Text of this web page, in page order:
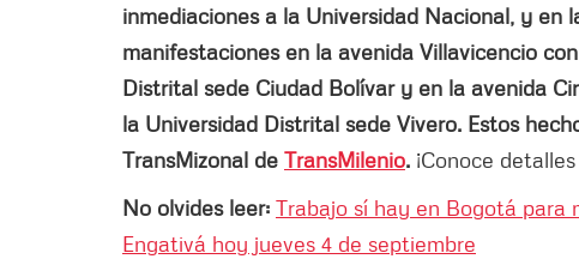
inmediaciones a la Universidad Nacional, y en
manifestaciones en la avenida Villavicencio
Distrital sede Ciudad Bolívar y en la avenida
la Universidad Distrital sede Vivero. Estos
TransMizonal de TransMilenio. ¡Conoce
No olvides leer: Trabajo sí hay en Bogotá para
Engativá hoy jueves 4 de septiembre